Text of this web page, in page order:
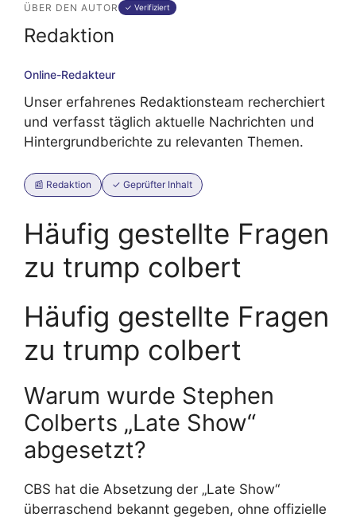
ÜBER DEN AUTOR ✓ Verifiziert
Redaktion
Online-Redakteur
Unser erfahrenes Redaktionsteam recherchiert
und verfasst täglich aktuelle Nachrichten und
Hintergrundberichte zu relevanten Themen.
📰 Redaktion ✓ Geprüfter Inhalt
Häufig gestellte Fragen
zu trump colbert
Häufig gestellte Fragen
zu trump colbert
Warum wurde Stephen
Colberts „Late Show“
abgesetzt?
CBS hat die Absetzung der „Late Show“
überraschend bekannt gegeben, ohne offizielle